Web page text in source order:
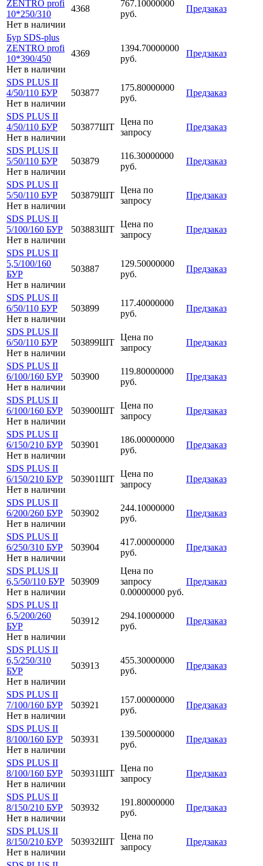
ZENTRO profi
10*250/310
Нет в наличии
4368
767.10000000
руб.
Предзаказ
Бур SDS-plus
ZENTRO profi
10*390/450
Нет в наличии
4369
1394.70000000
руб.
Предзаказ
SDS PLUS II
4/50/110 БУР
Нет в наличии
503877
175.80000000
руб.
Предзаказ
SDS PLUS II
4/50/110 БУР
Нет в наличии
503877ШТ
Цена по
запросу
Предзаказ
SDS PLUS II
5/50/110 БУР
Нет в наличии
503879
116.30000000
руб.
Предзаказ
SDS PLUS II
5/50/110 БУР
Нет в наличии
503879ШТ
Цена по
запросу
Предзаказ
SDS PLUS II
5/100/160 БУР
Нет в наличии
503883ШТ
Цена по
запросу
Предзаказ
SDS PLUS II
5,5/100/160
БУР
Нет в наличии
503887
129.50000000
руб.
Предзаказ
SDS PLUS II
6/50/110 БУР
Нет в наличии
503899
117.40000000
руб.
Предзаказ
SDS PLUS II
6/50/110 БУР
Нет в наличии
503899ШТ
Цена по
запросу
Предзаказ
SDS PLUS II
6/100/160 БУР
Нет в наличии
503900
119.80000000
руб.
Предзаказ
SDS PLUS II
6/100/160 БУР
Нет в наличии
503900ШТ
Цена по
запросу
Предзаказ
SDS PLUS II
6/150/210 БУР
Нет в наличии
503901
186.00000000
руб.
Предзаказ
SDS PLUS II
6/150/210 БУР
Нет в наличии
503901ШТ
Цена по
запросу
Предзаказ
SDS PLUS II
6/200/260 БУР
Нет в наличии
503902
244.10000000
руб.
Предзаказ
SDS PLUS II
6/250/310 БУР
Нет в наличии
503904
417.00000000
руб.
Предзаказ
SDS PLUS II
6,5/50/110 БУР
Нет в наличии
503909
Цена по
запросу
0.00000000 руб.
Предзаказ
SDS PLUS II
6,5/200/260
БУР
Нет в наличии
503912
294.10000000
руб.
Предзаказ
SDS PLUS II
6,5/250/310
БУР
Нет в наличии
503913
455.30000000
руб.
Предзаказ
SDS PLUS II
7/100/160 БУР
Нет в наличии
503921
157.00000000
руб.
Предзаказ
SDS PLUS II
8/100/160 БУР
Нет в наличии
503931
139.50000000
руб.
Предзаказ
SDS PLUS II
8/100/160 БУР
Нет в наличии
503931ШТ
Цена по
запросу
Предзаказ
SDS PLUS II
8/150/210 БУР
Нет в наличии
503932
191.80000000
руб.
Предзаказ
SDS PLUS II
8/150/210 БУР
Нет в наличии
503932ШТ
Цена по
запросу
Предзаказ